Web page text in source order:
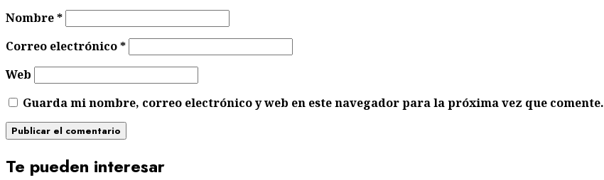
Nombre*
Correo electrónico*
Web
Guarda mi nombre, correo electrónico y web en este navegador para la próxima vez que comente.
Te pueden interesar